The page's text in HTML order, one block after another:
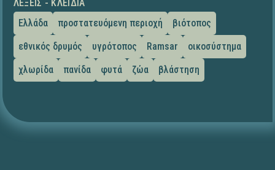
ΛΈΞΕΙΣ - ΚΛΕΙΔΙΆ
Ελλάδα
προστατευόμενη περιοχή
βιότοπος
εθνικός δρυμός
υγρότοπος Ramsar
οικοσύστημα
χλωρίδα
πανίδα φυτά ζώα βλάστηση